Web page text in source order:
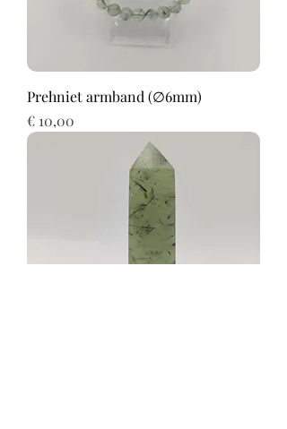
Prehniet armband (∅6mm)
Prijs
€ 10,00